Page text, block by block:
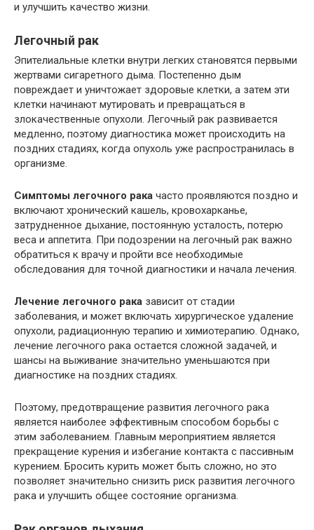
и улучшить качество жизни.
Легочный рак
Эпителиальные клетки внутри легких становятся первыми
жертвами сигаретного дыма. Постепенно дым
повреждает и уничтожает здоровые клетки, а затем эти
клетки начинают мутировать и превращаться в
злокачественные опухоли. Легочный рак развивается
медленно, поэтому диагностика может происходить на
поздних стадиях, когда опухоль уже распространилась в
организме.
Симптомы легочного рака часто проявляются поздно и
включают хронический кашель, кровохарканье,
затрудненное дыхание, постоянную усталость, потерю
веса и аппетита. При подозрении на легочный рак важно
обратиться к врачу и пройти все необходимые
обследования для точной диагностики и начала лечения.
Лечение легочного рака зависит от стадии
заболевания, и может включать хирургическое удаление
опухоли, радиационную терапию и химиотерапию. Однако,
лечение легочного рака остается сложной задачей, и
шансы на выживание значительно уменьшаются при
диагностике на поздних стадиях.
Поэтому, предотвращение развития легочного рака
является наиболее эффективным способом борьбы с
этим заболеванием. Главным мероприятием является
прекращение курения и избегание контакта с пассивным
курением. Бросить курить может быть сложно, но это
позволяет значительно снизить риск развития легочного
рака и улучшить общее состояние организма.